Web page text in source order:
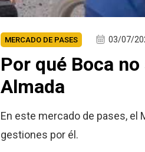
MERCADO DE PASES 03/07/
Por qué Boca
Almada
En este mercado de pases, el
gestiones por él.